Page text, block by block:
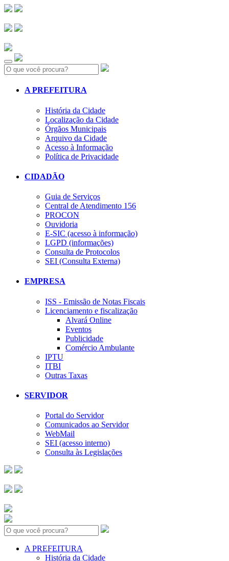
Search:
A PREFEITURA
História da Cidade
Localização da Cidade
Órgãos Municipais
Arquivo da Cidade
Acesso à Informação
Política de Privacidade
CIDADÃO
Guia de Serviços
Central de Atendimento 156
PROCON
Ouvidoria
E-SIC (acesso à informação)
LGPD (informações)
Consulta de Protocolos
SEI (Consulta Externa)
EMPRESA
ISS - Emissão de Notas Fiscais
Licenciamento e fiscalização
Alvará Online
Eventos
Publicidade
Comércio Ambulante
IPTU
ITBI
Outras Taxas
SERVIDOR
Portal do Servidor
Comunicados ao Servidor
WebMail
SEI (acesso interno)
Consulta às Legislações
Search:
A PREFEITURA
História da Cidade